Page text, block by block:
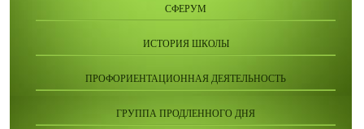
СФЕРУМ
ИСТОРИЯ ШКОЛЫ
ПРОФОРИЕНТАЦИОННАЯ ДЕЯТЕЛЬНОСТЬ
ГРУППА ПРОДЛЕННОГО ДНЯ